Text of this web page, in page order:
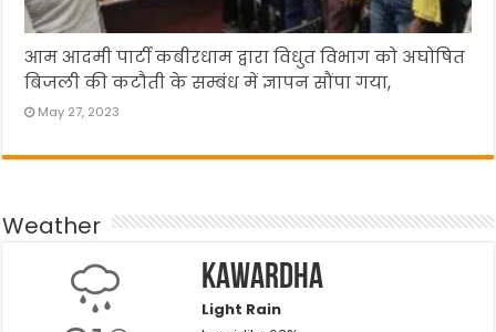
आम आदमी पार्टी कबीरधाम द्वारा विधुत विभाग को अघोषित
बिजली की कटौती के सम्बंध में ज्ञापन सौंपा गया,
May 27, 2023
Weather
Kawardha
Light Rain